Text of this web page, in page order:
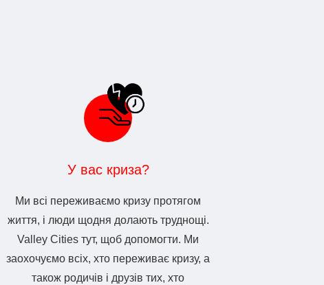
У вас криза?
Ми всі переживаємо кризу протягом
життя, і люди щодня долають труднощі.
Valley Cities тут, щоб допомогти. Ми
заохочуємо всіх, хто переживає кризу, а
також родичів і друзів тих, хто